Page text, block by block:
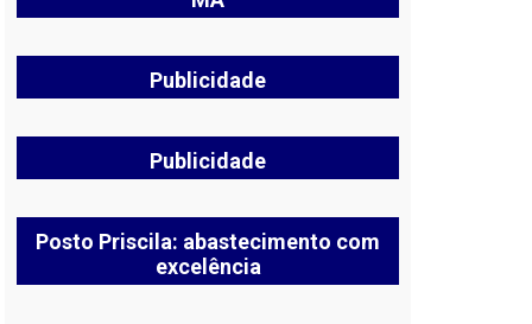
Publicidade
Publicidade
Posto Priscila: abastecimento com
excelência